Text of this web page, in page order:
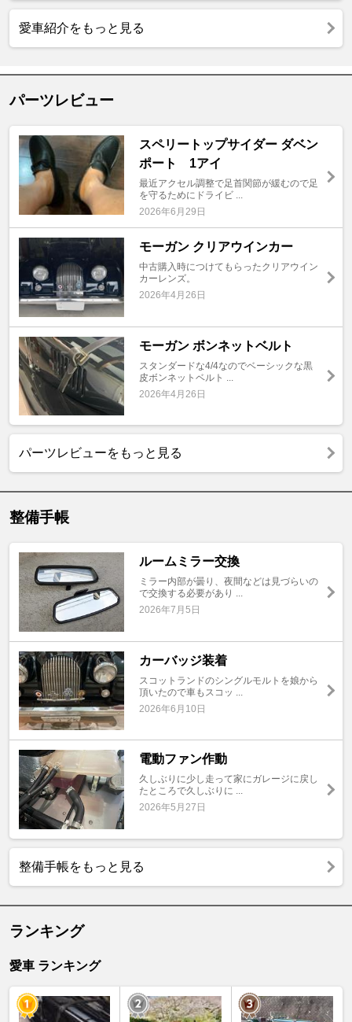
愛車紹介をもっと見る
パーツレビュー
スペリートップサイダー ダベン
ポート 1アイ
最近アクセル調整で足首関節が緩むので足
を守るためにドライビ ...
2026年6月29日
モーガン クリアウインカー
中古購入時につけてもらったクリアウイン
カーレンズ。
2026年4月26日
モーガン ボンネットベルト
スタンダードな4/4なのでベーシックな黒
皮ボンネットベルト ...
2026年4月26日
パーツレビューをもっと見る
整備手帳
ルームミラー交換
ミラー内部が曇り、夜間などは見づらいの
で交換する必要があり ...
2026年7月5日
カーバッジ装着
スコットランドのシングルモルトを娘から
頂いたので車もスコッ ...
2026年6月10日
電動ファン作動
久しぶりに少し走って家にガレージに戻し
たところで久しぶりに ...
2026年5月27日
整備手帳をもっと見る
ランキング
愛車 ランキング